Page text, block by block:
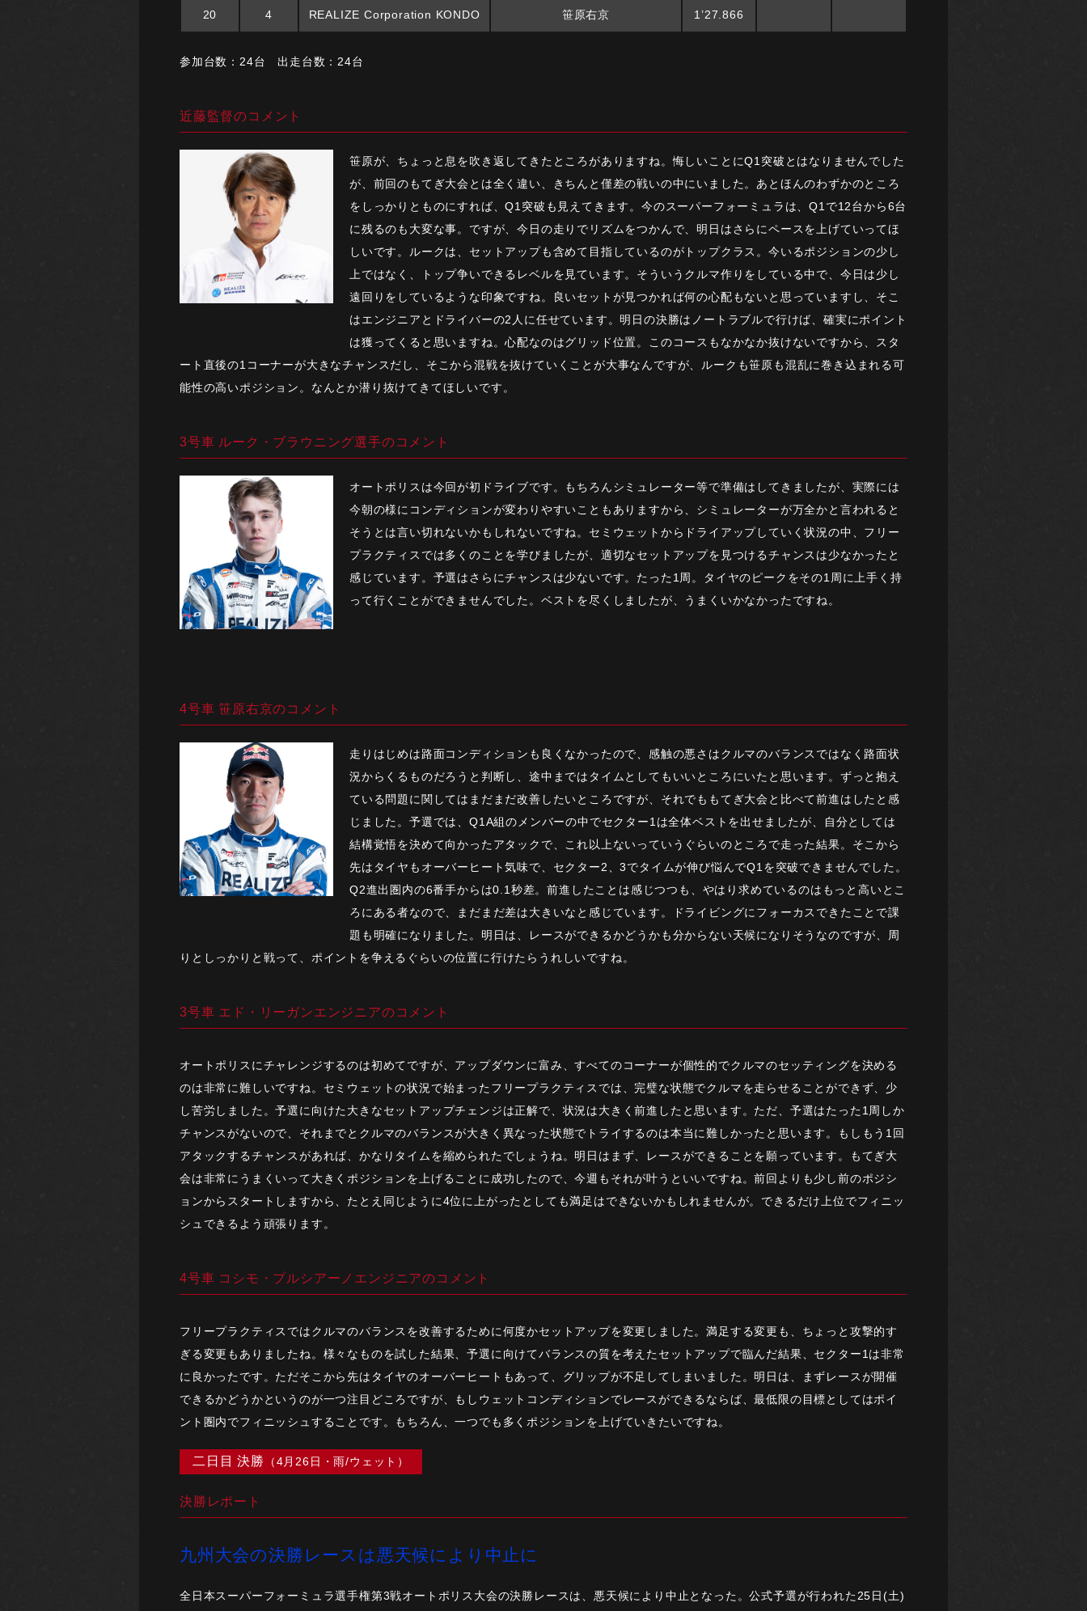
20 4 REALIZE Corporation KONDO 笹原右京 1’27.866
参加台数：24台 出走台数：24台
近藤監督のコメント
笹原が、ちょっと息を吹き返してきたところがありますね。悔しいことにQ1突破とはなりませんでした
が、前回のもてぎ大会とは全く違い、きちんと僅差の戦いの中にいました。あとほんのわずかのところ
をしっかりとものにすれば、Q1突破も見えてきます。今のスーパーフォーミュラは、Q1で12台から6台
に残るのも大変な事。ですが、今日の走りでリズムをつかんで、明日はさらにペースを上げていってほ
しいです。ルークは、セットアップも含めて目指しているのがトップクラス。今いるポジションの少し
上ではなく、トップ争いできるレベルを見ています。そういうクルマ作りをしている中で、今日は少し
遠回りをしているような印象ですね。良いセットが見つかれば何の心配もないと思っていますし、そこ
はエンジニアとドライバーの2人に任せています。明日の決勝はノートラブルで行けば、確実にポイント
は獲ってくると思いますね。心配なのはグリッド位置。このコースもなかなか抜けないですから、スタ
ート直後の1コーナーが大きなチャンスだし、そこから混戦を抜けていくことが大事なんですが、ルークも笹原も混乱に巻き込まれる可
能性の高いポジション。なんとか潜り抜けてきてほしいです。
3号車 ルーク・ブラウニング選手のコメント
オートポリスは今回が初ドライブです。もちろんシミュレーター等で準備はしてきましたが、実際には
今朝の様にコンディションが変わりやすいこともありますから、シミュレーターが万全かと言われると
そうとは言い切れないかもしれないですね。セミウェットからドライアップしていく状況の中、フリー
プラクティスでは多くのことを学びましたが、適切なセットアップを見つけるチャンスは少なかったと
感じています。予選はさらにチャンスは少ないです。たった1周。タイヤのピークをその1周に上手く持
って行くことができませんでした。ベストを尽くしましたが、うまくいかなかったですね。
4号車 笹原右京のコメント
走りはじめは路面コンディションも良くなかったので、感触の悪さはクルマのバランスではなく路面状
況からくるものだろうと判断し、途中まではタイムとしてもいいところにいたと思います。ずっと抱え
ている問題に関してはまだまだ改善したいところですが、それでももてぎ大会と比べて前進はしたと感
じました。予選では、Q1A組のメンバーの中でセクター1は全体ベストを出せましたが、自分としては
結構覚悟を決めて向かったアタックで、これ以上ないっていうぐらいのところで走った結果。そこから
先はタイヤもオーバーヒート気味で、セクター2、3でタイムが伸び悩んでQ1を突破できませんでした。
Q2進出圏内の6番手からは0.1秒差。前進したことは感じつつも、やはり求めているのはもっと高いとこ
ろにある者なので、まだまだ差は大きいなと感じています。ドライビングにフォーカスできたことで課
題も明確になりました。明日は、レースができるかどうかも分からない天候になりそうなのですが、周
りとしっかりと戦って、ポイントを争えるぐらいの位置に行けたらうれしいですね。
3号車 エド・リーガンエンジニアのコメント
オートポリスにチャレンジするのは初めてですが、アップダウンに富み、すべてのコーナーが個性的でクルマのセッティングを決める
のは非常に難しいですね。セミウェットの状況で始まったフリープラクティスでは、完璧な状態でクルマを走らせることができず、少
し苦労しました。予選に向けた大きなセットアップチェンジは正解で、状況は大きく前進したと思います。ただ、予選はたった1周しか
チャンスがないので、それまでとクルマのバランスが大きく異なった状態でトライするのは本当に難しかったと思います。もしもう1回
アタックするチャンスがあれば、かなりタイムを縮められたでしょうね。明日はまず、レースができることを願っています。もてぎ大
会は非常にうまくいって大きくポジションを上げることに成功したので、今週もそれが叶うといいですね。前回よりも少し前のポジシ
ョンからスタートしますから、たとえ同じように4位に上がったとしても満足はできないかもしれませんが。できるだけ上位でフィニッ
シュできるよう頑張ります。
4号車 コシモ・プルシアーノエンジニアのコメント
フリープラクティスではクルマのバランスを改善するために何度かセットアップを変更しました。満足する変更も、ちょっと攻撃的す
ぎる変更もありましたね。様々なものを試した結果、予選に向けてバランスの質を考えたセットアップで臨んだ結果、セクター1は非常
に良かったです。ただそこから先はタイヤのオーバーヒートもあって、グリップが不足してしまいました。明日は、まずレースが開催
できるかどうかというのが一つ注目どころですが、もしウェットコンディションでレースができるならば、最低限の目標としてはポイ
ント圏内でフィニッシュすることです。もちろん、一つでも多くポジションを上げていきたいですね。
二日目 決勝 （4月26日・雨/ウェット）
決勝レポート
九州大会の決勝レースは悪天候により中止に
全日本スーパーフォーミュラ選手権第3戦オートポリス大会の決勝レースは、悪天候により中止となった。公式予選が行われた25日(土)